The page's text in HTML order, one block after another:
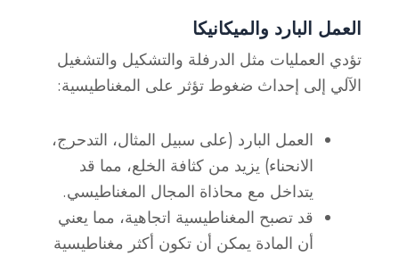
العمل البارد والميكانيكا
تؤدي العمليات مثل الدرفلة والتشكيل والتشغيل
الآلي إلى إحداث ضغوط تؤثر على المغناطيسية:
العمل البارد (على سبيل المثال، التدحرج،
الانحناء) يزيد من كثافة الخلع، مما قد
يتداخل مع محاذاة المجال المغناطيسي.
قد تصبح المغناطيسية اتجاهية، مما يعني
أن المادة يمكن أن تكون أكثر مغناطيسية